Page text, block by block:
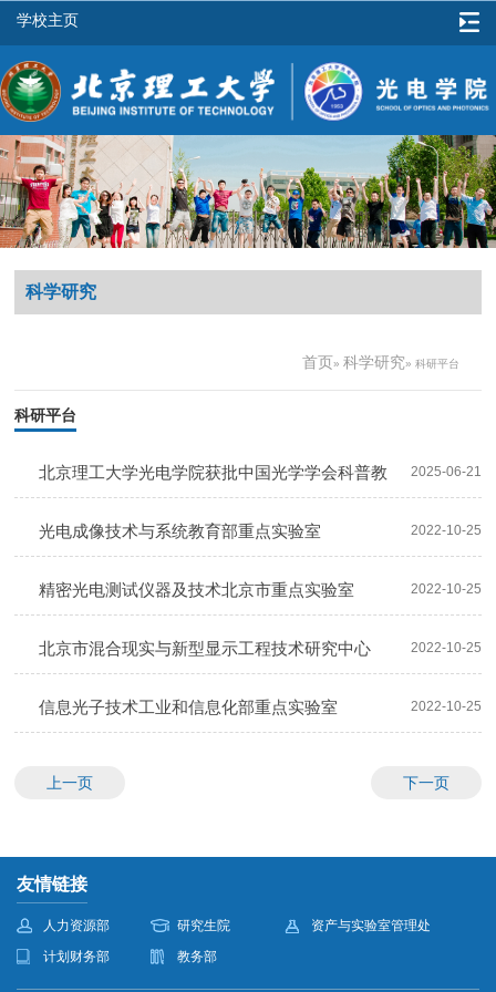
学校主页
科学研究
首页» 科学研究» 科研平台
科研平台
2025-06-21
北京理工大学光电学院获批中国光学学会科普教
育基地 2022-10-25
光电成像技术与系统教育部重点实验室
2022-10-25
精密光电测试仪器及技术北京市重点实验室
2022-10-25
北京市混合现实与新型显示工程技术研究中心
2022-10-25
信息光子技术工业和信息化部重点实验室
上一页 下一页
友情链接
人力资源部 研究生院
资产与实验室管理处
计划财务部
教务部